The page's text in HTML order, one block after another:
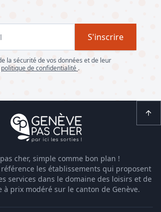
S'inscrire
la sécurité de vos données et de leur
politique de confidentialité .
cher, simple comme bon plan !
référence les établissements qui proposent
services dans le domaine des loisirs et de
à prix modéré sur le canton de Genève.